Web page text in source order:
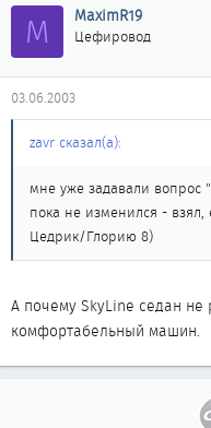
M MaximR19
Цефировод
03.06.2003
zavr сказал(а):
мне уже задавали вопрос
пока не изменился -
Цедрик/Глорию 8)
А почему SkyLine седан не
комфортабельный машин.